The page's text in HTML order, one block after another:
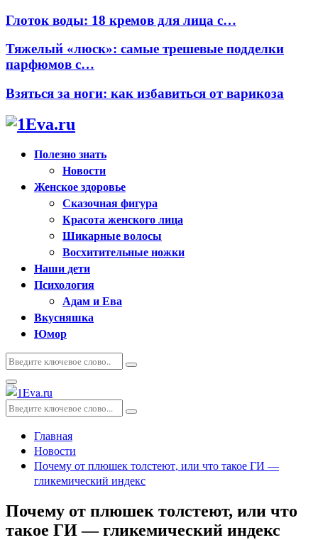
Глоток воды: 18 кремов для лица с…
Тяжелый «люск»: самые трешевые подделки
парфюмов с…
Взяться за ноги: как избавиться от варикоза
Полезно знать
Новости
Женское здоровье
Сказочная фигура
Красота женского лица
Шикарные волосы
Восхитительные ножки
Наши дети
Психология
Адам и Ева
Вкусняшка
Юмор
Искать:
Поиск
Основное
меню
Искать:
Поиск
Главная
Новости
Почему от плюшек толстеют, или что такое ГИ —
гликемический индекс
Почему от плюшек толстеют, или что
такое ГИ — гликемический индекс